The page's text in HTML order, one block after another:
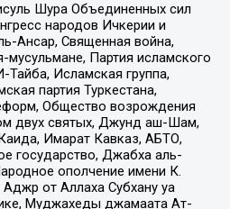
Шура Объединенных сил
народов Ичкерии и
Ансар, Священная война,
мусульмане, Партия исламского
Исламская группа,
партия Туркестана,
Общество возрождения
двух святых, Джунд аш-Шам,
Имарат Кавказ, АБТО,
государство, Джабха аль-
ополчение имени К.
от Аллаха Субхану уа
Муджахеды джамаата Ат-